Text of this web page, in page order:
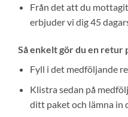
Från det att du
erbjuder vi dig 45
Så enkelt gör du en retur
Fyll i det medföljande
Klistra sedan på
ditt paket och lämna in